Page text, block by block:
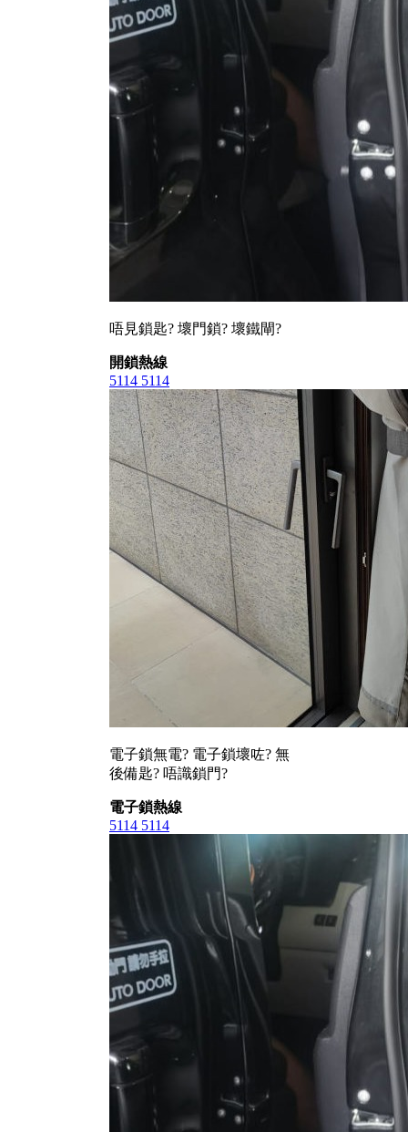
唔見鎖匙? 壞門鎖? 壞鐵閘?
開鎖熱線
5114 5114
電子鎖無電? 電子鎖壞咗? 無
後備匙? 唔識鎖門?
電子鎖熱線
5114 5114